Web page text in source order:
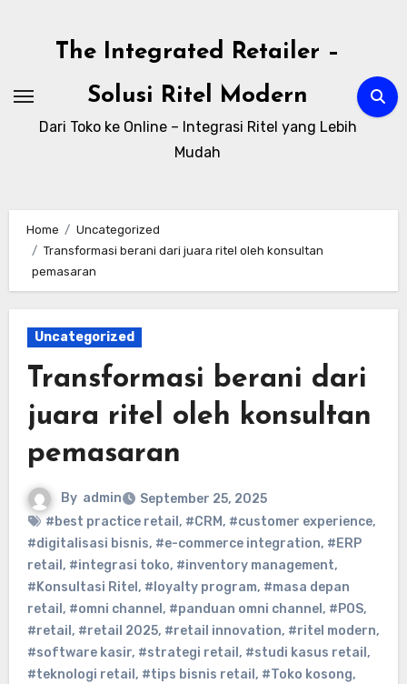
The Integrated Retailer –
Solusi Ritel Modern
Dari Toko ke Online – Integrasi Ritel yang Lebih
Mudah
Home
Uncategorized
Transformasi berani dari juara ritel oleh konsultan
pemasaran
Uncategorized
Transformasi berani dari
juara ritel oleh konsultan
pemasaran
By admin
September 25, 2025
#best practice retail , #CRM, #customer experience,
#digitalisasi bisnis, #e-commerce integration, #ERP
retail , #integrasi toko, #inventory management,
#Konsultasi Ritel , #loyalty program, #masa depan
retail , #omni channel , #panduan omni channel , #POS,
#retail , #retail 2025, #retail innovation, #ritel modern,
#software kasir, #strategi retail , #studi kasus retail ,
#teknologi retail , #tips bisnis retail , #Toko kosong,